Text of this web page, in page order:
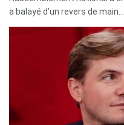
a balayé d’un revers de main…